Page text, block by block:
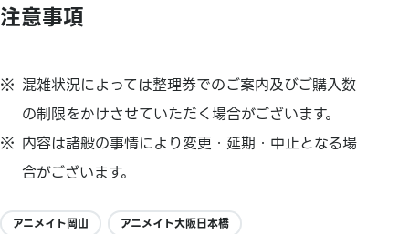
注意事項
混雑状況によっては整理券でのご案内及びご購入数
の制限をかけさせていただく場合がございます。
内容は諸般の事情により変更・延期・中止となる場
合がございます。
アニメイト岡山
アニメイト大阪日本橋